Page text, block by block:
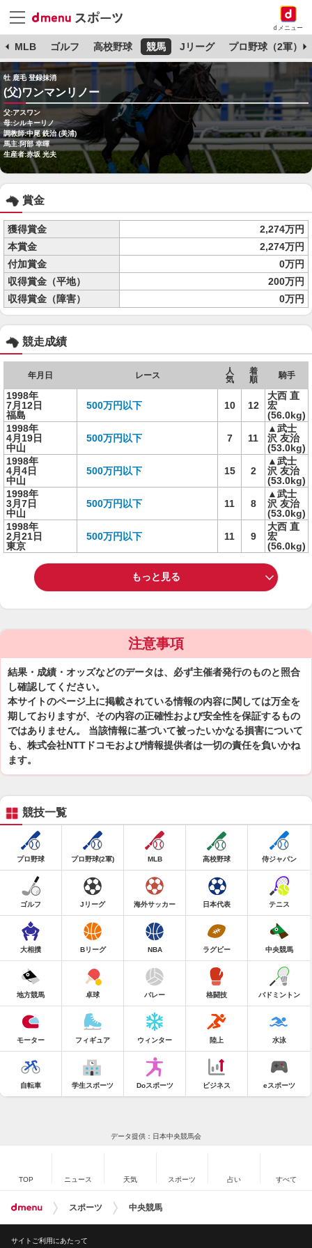
dメニュー
MLB ゴルフ 高校野球 競馬 Jリーグ プロ野球（2軍）
牡 鹿毛 登録抹消
(父)ワンマンリノー
父:アスワン
母:シルキーリノ
調教師:中尾 銑治 (美浦)
馬主:阿部 幸暉
生産者:赤坂 光夫
賞金
獲得賞金
2,274万円
本賞金
2,274万円
付加賞金
0万円
収得賞金（平地）
200万円
収得賞金（障害）
0万円
競走成績
年月日 レース
人
気
着
順
騎手
1998年
7月12日
福島
500万円以下 10 12
大西 直
宏
(56.0kg)
1998年
4月19日
中山
500万円以下 7 11
▲武士
沢 友治
(53.0kg)
1998年
4月4日
中山
500万円以下 15 2
▲武士
沢 友治
(53.0kg)
1998年
3月7日
中山
500万円以下 11 8
▲武士
沢 友治
(53.0kg)
1998年
2月21日
東京
500万円以下 11 9
大西 直
宏
(56.0kg)
もっと見る
注意事項
結果・成績・オッズなどのデータは、必ず主催者発行のものと照合
し確認してください。
本サイトのページ上に掲載されている情報の内容に関しては万全を
期しておりますが、その内容の正確性および安全性を保証するもの
ではありません。 当該情報に基づいて被ったいかなる損害について
も、株式会社NTTドコモおよび情報提供者は一切の責任を負いかね
ます。
競技一覧
プロ野球 プロ野球(2軍) MLB 高校野球 侍ジャパン
ゴルフ Jリーグ 海外サッカー 日本代表 テニス
大相撲 Bリーグ NBA ラグビー 中央競馬
地方競馬 卓球 バレー 格闘技 バドミントン
モーター フィギュア ウィンター 陸上 水泳
自転車 学生スポーツ Doスポーツ ビジネス eスポーツ
データ提供：日本中央競馬会
TOP ニュース 天気 スポーツ 占い すべて
スポーツ 中央競馬
サイトご利用にあたって